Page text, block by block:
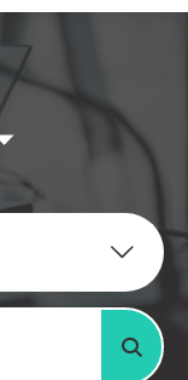
搜尋